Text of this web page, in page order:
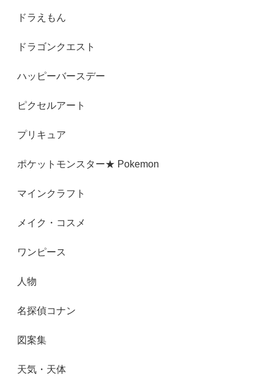
ドラえもん
ドラゴンクエスト
ハッピーバースデー
ピクセルアート
プリキュア
ポケットモンスター★ Pokemon
マインクラフト
メイク・コスメ
ワンピース
人物
名探偵コナン
図案集
天気・天体